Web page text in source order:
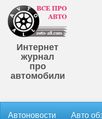
Интернет
журнал
про
автомобили
Автоновости Авто